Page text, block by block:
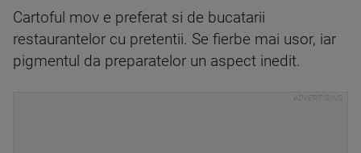
Cartoful mov e preferat si de bucatarii
restaurantelor cu pretentii. Se fierbe mai usor, iar
pigmentul da preparatelor un aspect inedit.